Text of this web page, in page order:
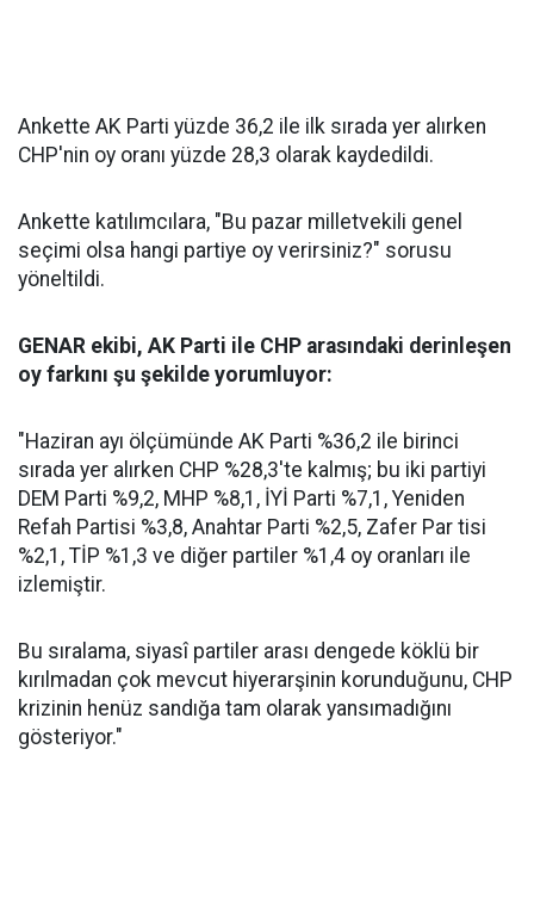
Ankette AK Parti yüzde 36,2 ile ilk sırada yer alırken
CHP'nin oy oranı yüzde 28,3 olarak kaydedildi.
Ankette katılımcılara, "Bu pazar milletvekili genel
seçimi olsa hangi partiye oy verirsiniz?" sorusu
yöneltildi.
GENAR ekibi, AK Parti ile CHP arasındaki derinleşen
oy farkını şu şekilde yorumluyor:
"Haziran ayı ölçümünde AK Parti %36,2 ile birinci
sırada yer alırken CHP %28,3'te kalmış; bu iki partiyi
DEM Parti %9,2, MHP %8,1, İYİ Parti %7,1, Yeniden
Refah Partisi %3,8, Anahtar Parti %2,5, Zafer Par tisi
%2,1, TİP %1,3 ve diğer partiler %1,4 oy oranları ile
izlemiştir.
Bu sıralama, siyasî partiler arası dengede köklü bir
kırılmadan çok mevcut hiyerarşinin korunduğunu, CHP
krizinin henüz sandığa tam olarak yansımadığını
gösteriyor."